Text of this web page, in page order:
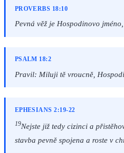
PROVERBS 18:10
Pevná věž je Hospodinovo
PSALM 18:2
Pravil: Miluji tě vroucně,
EPHESIANS 2:19-22
19Nejste již tedy cizinci a
stavba pevně spojena a roste v